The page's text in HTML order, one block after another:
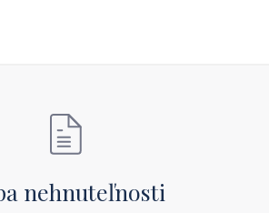
nehnuteľnosti